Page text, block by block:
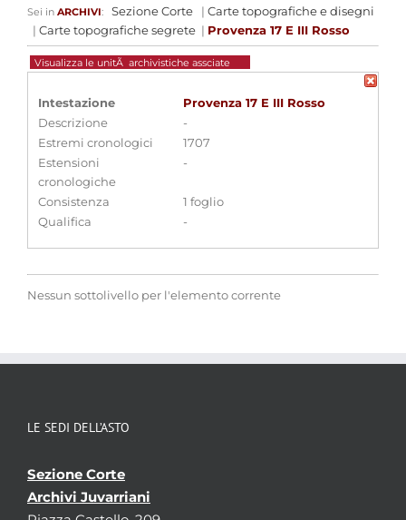
Sei in ARCHIVI: Sezione Corte | Carte topografiche e disegni
| Carte topografiche segrete | Provenza 17 E III Rosso
Visualizza le unitÃ archivistiche assciate
Intestazione
Provenza 17 E III Rosso
Descrizione
-
Estremi cronologici
1707
Estensioni
cronologiche
-
Consistenza
1 foglio
Qualifica
-
Nessun sottolivello per l'elemento corrente
LE SEDI DELL’ASTO
Sezione Corte
Archivi Juvarriani